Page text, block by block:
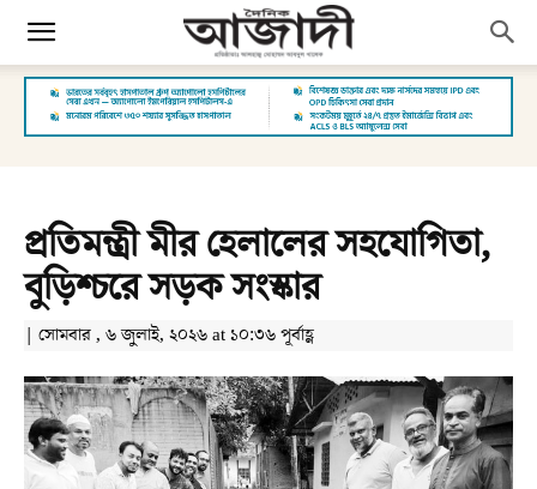
প্রতিমন্ত্রী মীর হেলালের সহযোগিতা,
বুড়িশ্চরে সড়ক সংস্কার
| সোমবার , ৬ জুলাই, ২০২৬ at ১০:৩৬ পূর্বাহ্ণ